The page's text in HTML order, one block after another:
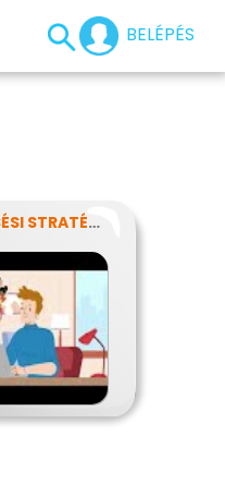
BELÉPÉS
ÁLLÁSKERESÉSI STRATÉGIA ÉS ÁLLÁSINTERJÚ